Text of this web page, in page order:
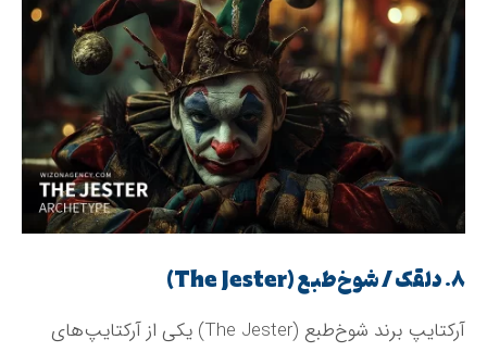
۸. دلقک / شوخ‌طبع (The Jester)
آرکتایپ برند شوخ‌طبع (The Jester) یکی از آرکتایپ‌های